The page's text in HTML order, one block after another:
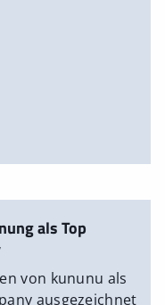
als Top
von kununu als
ausgezeichnet